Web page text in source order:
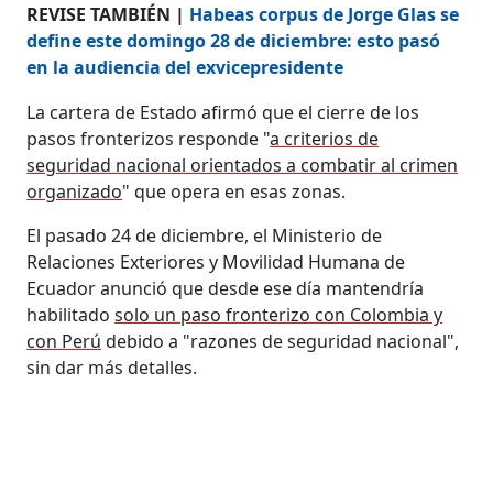
REVISE TAMBIÉN | Habeas corpus de Jorge Glas se
define este domingo 28 de diciembre: esto pasó
en la audiencia del exvicepresidente
La cartera de Estado afirmó que el cierre de los
pasos fronterizos responde "a criterios de
seguridad nacional orientados a combatir al crimen
organizado" que opera en esas zonas.
El pasado 24 de diciembre, el Ministerio de
Relaciones Exteriores y Movilidad Humana de
Ecuador anunció que desde ese día mantendría
habilitadosolo un paso fronterizo con Colombia y
con Perú debido a "razones de seguridad nacional",
sin dar más detalles.